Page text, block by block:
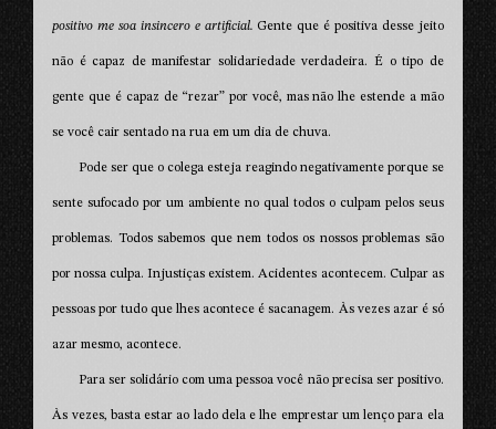
positivo me soa insincero e artificial. Gente que é positiva desse jeito
não é capaz de manifestar solidariedade verdadeira. É o tipo de
gente que é capaz de “rezar” por você, mas não lhe estende a mão
se você cair sentado na rua em um dia de chuva.
Pode ser que o colega esteja reagindo negativamente porque se
sente sufocado por um ambiente no qual todos o culpam pelos seus
problemas. Todos sabemos que nem todos os nossos problemas são
por nossa culpa. Injustiças existem. Acidentes acontecem. Culpar as
pessoas por tudo que lhes acontece é sacanagem. Às vezes azar é só
azar mesmo, acontece.
Para ser solidário com uma pessoa você não precisa ser positivo.
Às vezes, basta estar ao lado dela e lhe emprestar um lenço para ela